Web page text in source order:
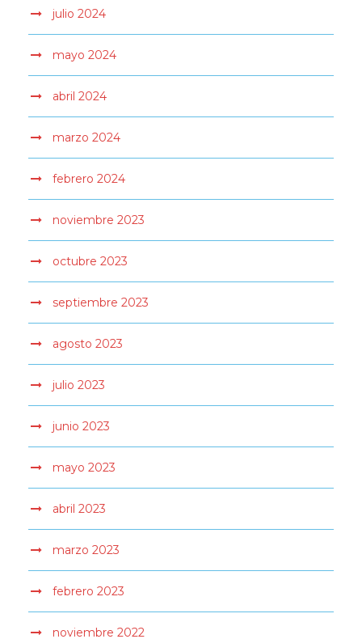
julio 2024
mayo 2024
abril 2024
marzo 2024
febrero 2024
noviembre 2023
octubre 2023
septiembre 2023
agosto 2023
julio 2023
junio 2023
mayo 2023
abril 2023
marzo 2023
febrero 2023
noviembre 2022